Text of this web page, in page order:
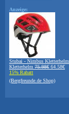
Anzeige:
Stubai - Nimbus
Kletterhelm 75.98€ 64.58€
15% Rabatt
(Bergfreunde.de Shop)